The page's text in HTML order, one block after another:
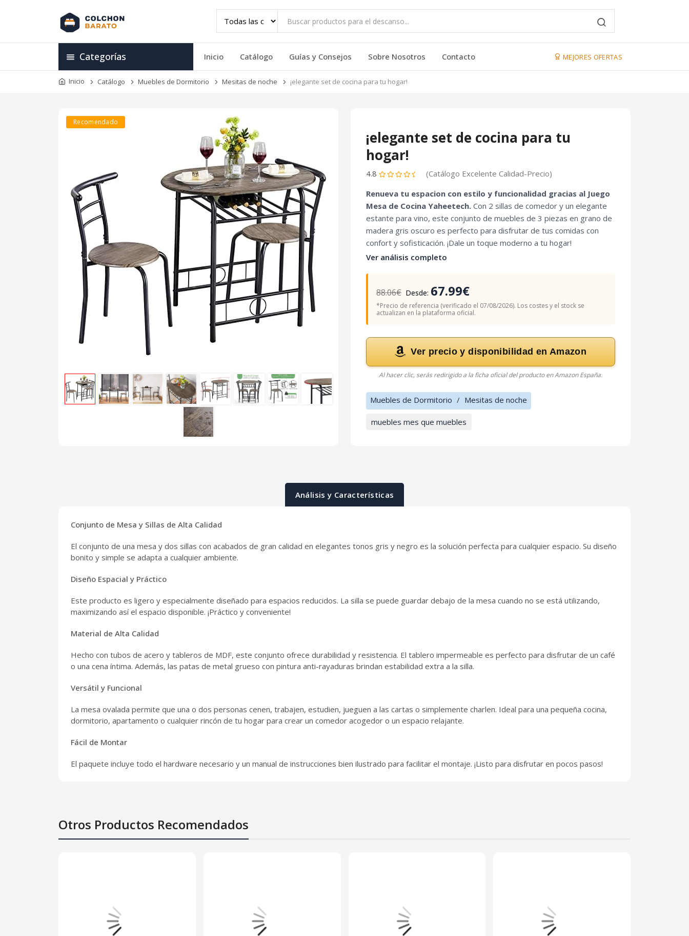
Categorías Inicio Catálogo Guías y Consejos Sobre Nosotros Contacto MEJORES OFERTAS
Inicio Catálogo Muebles de Dormitorio Mesitas de noche ¡elegante set de cocina para tu hogar!
Recomendado
¡elegante set de cocina para tu
hogar!
4.8
(Catálogo Excelente Calidad-Precio)
Renueva tu espacion con estilo y funcionalidad gracias al Juego
Mesa de Cocina Yaheetech. Con 2 sillas de comedor y un elegante
estante para vino, este conjunto de muebles de 3 piezas en grano de
madera gris oscuro es perfecto para disfrutar de tus comidas con
confort y sofisticación. ¡Dale un toque moderno a tu hogar!
Ver análisis completo
88.06€ Desde: 67.99€
*Precio de referencia (verificado el 07/08/2026). Los costes y el stock se
actualizan en la plataforma oficial.
Ver precio y disponibilidad en Amazon
Al hacer clic, serás redirigido a la ficha oficial del producto en Amazon España.
Muebles de Dormitorio / Mesitas de noche
muebles mes que muebles
Análisis y Características
Conjunto de Mesa y Sillas de Alta Calidad
El conjunto de una mesa y dos sillas con acabados de gran calidad en elegantes tonos gris y negro es la solución perfecta para cualquier espacio. Su diseño
bonito y simple se adapta a cualquier ambiente.
Diseño Espacial y Práctico
Este producto es ligero y especialmente diseñado para espacios reducidos. La silla se puede guardar debajo de la mesa cuando no se está utilizando,
maximizando así el espacio disponible. ¡Práctico y conveniente!
Material de Alta Calidad
Hecho con tubos de acero y tableros de MDF, este conjunto ofrece durabilidad y resistencia. El tablero impermeable es perfecto para disfrutar de un café
o una cena íntima. Además, las patas de metal grueso con pintura anti-rayaduras brindan estabilidad extra a la silla.
Versátil y Funcional
La mesa ovalada permite que una o dos personas cenen, trabajen, estudien, jueguen a las cartas o simplemente charlen. Ideal para una pequeña cocina,
dormitorio, apartamento o cualquier rincón de tu hogar para crear un comedor acogedor o un espacio relajante.
Fácil de Montar
El paquete incluye todo el hardware necesario y un manual de instrucciones bien ilustrado para facilitar el montaje. ¡Listo para disfrutar en pocos pasos!
Otros Productos Recomendados